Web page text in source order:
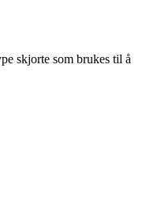
skjorte som brukes til å